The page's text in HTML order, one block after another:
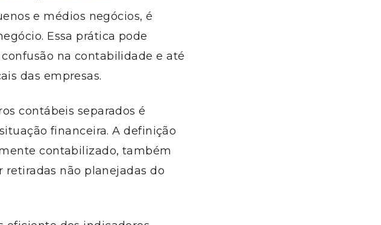
e médios negócios, é
Essa prática pode
na contabilidade e até
das empresas.
contábeis separados é
financeira. A definição
contabilizado, também
não planejadas do